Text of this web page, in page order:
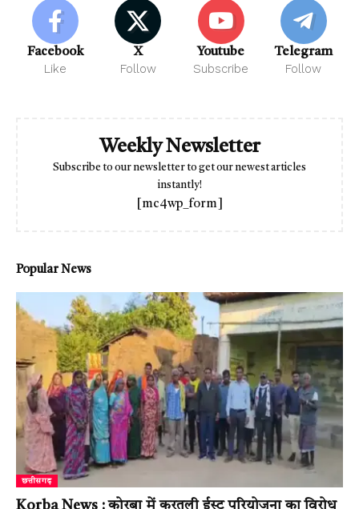
Facebook
Like
X
Follow
Youtube
Subscribe
Telegram
Follow
Weekly Newsletter
Subscribe to our newsletter to get our newest articles
instantly!
[mc4wp_form]
Popular News
छत्तीसगढ़
Korba News : कोरबा में करतली ईस्ट परियोजना का विरोध